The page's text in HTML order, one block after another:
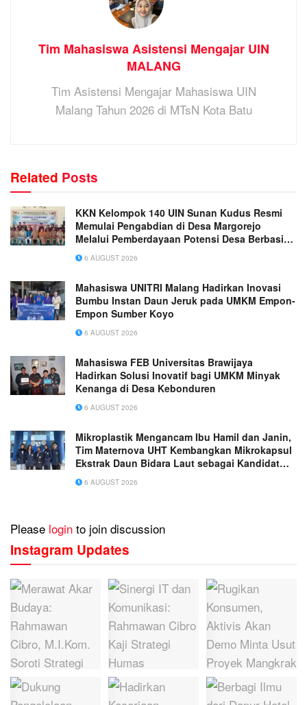
Tim Mahasiswa Asistensi Mengajar UIN
MALANG
Tim Asistensi Mengajar Mahasiswa UIN
Malang Tahun 2026 di MTsN Kota Batu
Related Posts
KKN Kelompok 140 UIN Sunan Kudus Resmi
Memulai Pengabdian di Desa Margorejo
Melalui Pemberdayaan Potensi Desa Berbasis
Ekoteologi
6 AUGUST 2026
Mahasiswa UNITRI Malang Hadirkan Inovasi
Bumbu Instan Daun Jeruk pada UMKM Empon-
Empon Sumber Koyo
6 AUGUST 2026
Mahasiswa FEB Universitas Brawijaya
Hadirkan Solusi Inovatif bagi UMKM Minyak
Kenanga di Desa Kebonduren
6 AUGUST 2026
Mikroplastik Mengancam Ibu Hamil dan Janin,
Tim Maternova UHT Kembangkan Mikrokapsul
Ekstrak Daun Bidara Laut sebagai Kandidat
Antiinflamasi Plasenta
6 AUGUST 2026
Please login to join discussion
Instagram Updates